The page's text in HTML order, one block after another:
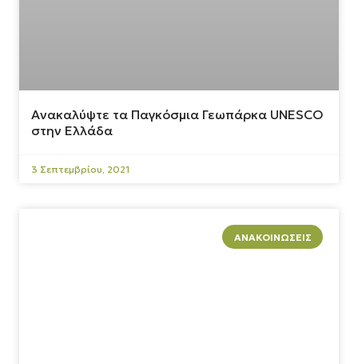
Ανακαλύψτε τα Παγκόσμια Γεωπάρκα UNESCO
στην Ελλάδα
3 Σεπτεμβρίου, 2021
ΑΝΑΚΟΙΝΏΣΕΙΣ